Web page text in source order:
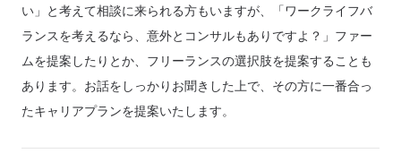
い」と考えて相談に来られる方もいますが、「ワークライフバ
ランスを考えるなら、意外とコンサルもありですよ？」ファー
ムを提案したりとか、フリーランスの選択肢を提案することも
あります。お話をしっかりお聞きした上で、その方に一番合っ
たキャリアプランを提案いたします。